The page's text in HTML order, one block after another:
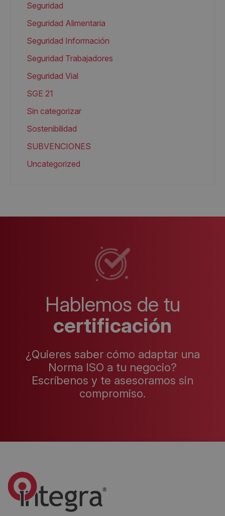
Seguridad
Seguridad Alimentaria
Seguridad Información
Seguridad Trabajadores
Seguridad Vial
SGE 21
Sin categorizar
Sostenibilidad
SUBVENCIONES
Uncategorized
Hablemos de tu
certificación
¿Quieres saber cómo adaptar una
Norma ISO a tu negocio?
Escríbenos y te asesoramos sin
compromiso.